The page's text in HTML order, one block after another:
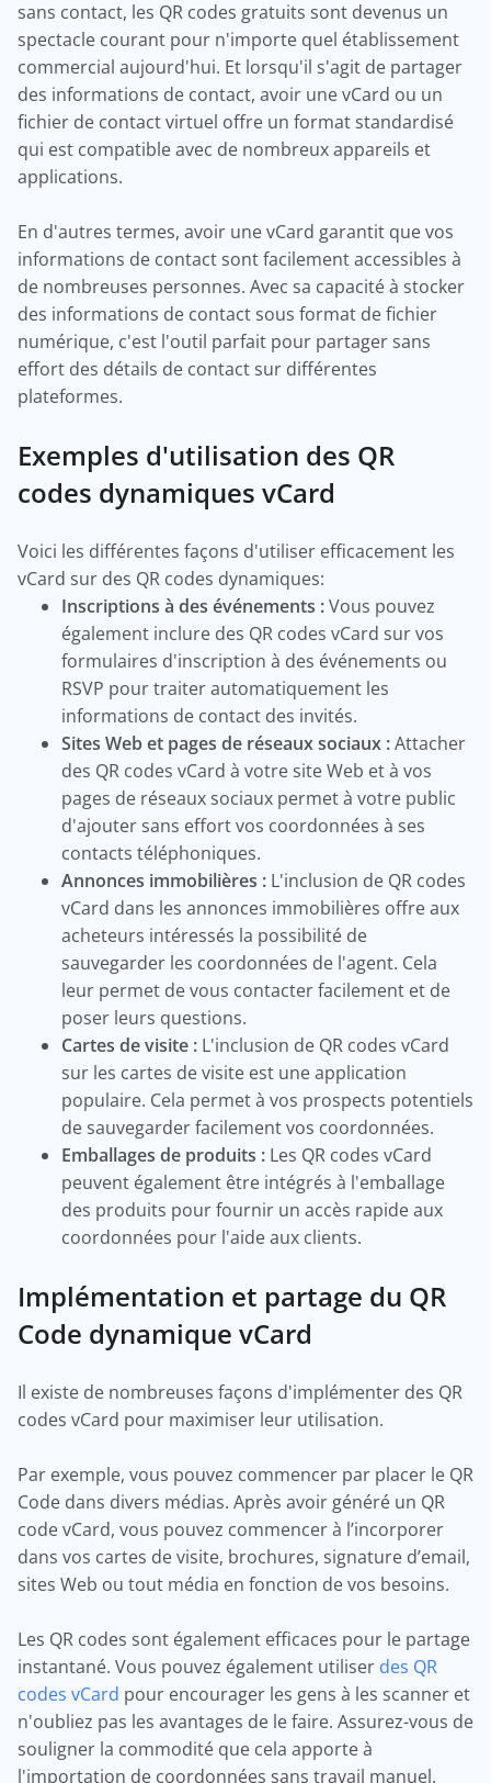
sans contact, les QR codes gratuits sont devenus un
spectacle courant pour n'importe quel établissement
commercial aujourd'hui. Et lorsqu'il s'agit de partager
des informations de contact, avoir une vCard ou un
fichier de contact virtuel offre un format standardisé
qui est compatible avec de nombreux appareils et
applications.
En d'autres termes, avoir une vCard garantit que vos
informations de contact sont facilement accessibles à
de nombreuses personnes. Avec sa capacité à stocker
des informations de contact sous format de fichier
numérique, c'est l'outil parfait pour partager sans
effort des détails de contact sur différentes
plateformes.
Exemples d'utilisation des QR
codes dynamiques vCard
Voici les différentes façons d'utiliser efficacement les
vCard sur des QR codes dynamiques:
Inscriptions à des événements :Vous pouvez
également inclure des QR codes vCard sur vos
formulaires d'inscription à des événements ou
RSVP pour traiter automatiquement les
informations de contact des invités.
Sites Web et pages de réseaux sociaux :Attacher
des QR codes vCard à votre site Web et à vos
pages de réseaux sociaux permet à votre public
d'ajouter sans effort vos coordonnées à ses
contacts téléphoniques.
Annonces immobilières : L'inclusion de QR codes
vCard dans les annonces immobilières offre aux
acheteurs intéressés la possibilité de
sauvegarder les coordonnées de l'agent. Cela
leur permet de vous contacter facilement et de
poser leurs questions.
Cartes de visite : L'inclusion de QR codes vCard
sur les cartes de visite est une application
populaire. Cela permet à vos prospects potentiels
de sauvegarder facilement vos coordonnées.
Emballages de produits : Les QR codes vCard
peuvent également être intégrés à l'emballage
des produits pour fournir un accès rapide aux
coordonnées pour l'aide aux clients.
Implémentation et partage du QR
Code dynamique vCard
Il existe de nombreuses façons d'implémenter des QR
codes vCard pour maximiser leur utilisation.
Par exemple, vous pouvez commencer par placer le QR
Code dans divers médias. Après avoir généré un QR
code vCard, vous pouvez commencer à l’incorporer
dans vos cartes de visite, brochures, signature d’email,
sites Web ou tout média en fonction de vos besoins.
Les QR codes sont également efficaces pour le partage
instantané. Vous pouvez également utiliser des QR
codes vCard pour encourager les gens à les scanner et
n'oubliez pas les avantages de le faire. Assurez-vous de
souligner la commodité que cela apporte à
l'importation de coordonnées sans travail manuel.